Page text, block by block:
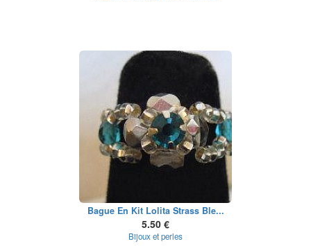
Bague En Kit Lolita Strass Ble...
5.50 €
Bijoux et perles